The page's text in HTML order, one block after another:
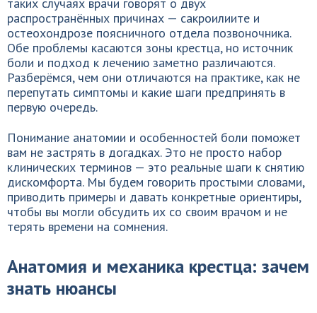
распространённых причинах — сакроилиите и
остеохондрозе поясничного отдела позвоночника.
Обе проблемы касаются зоны крестца, но источник
боли и подход к лечению заметно различаются.
Разберёмся, чем они отличаются на практике, как не
перепутать симптомы и какие шаги предпринять в
первую очередь.
Понимание анатомии и особенностей боли поможет
вам не застрять в догадках. Это не просто набор
клинических терминов — это реальные шаги к снятию
дискомфорта. Мы будем говорить простыми словами,
приводить примеры и давать конкретные ориентиры,
чтобы вы могли обсудить их со своим врачом и не
терять времени на сомнения.
Анатомия и механика крестца: зачем
знать нюансы